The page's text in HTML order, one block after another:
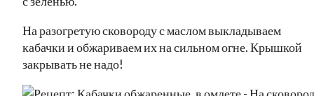
На разогретую сковороду с маслом выкладываем
кабачки и обжариваем их на сильном огне. Крышкой
закрывать не надо!